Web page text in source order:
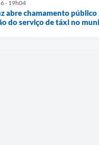
- 19h04
abre chamamento público
do serviço de táxi no